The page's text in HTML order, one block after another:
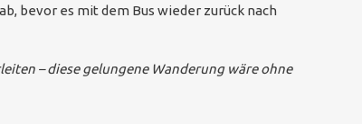
bevor es mit dem Bus wieder zurück nach
– diese gelungene Wanderung wäre ohne